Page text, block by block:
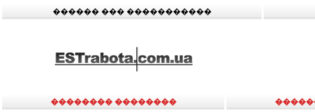
������ ��� �����������
�������� ��������